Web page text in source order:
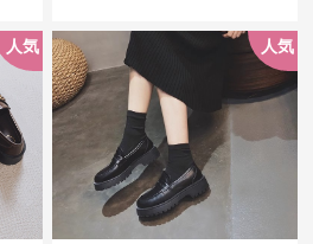
人気 人気